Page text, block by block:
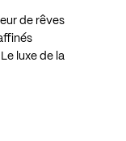
de rêves
luxe de la